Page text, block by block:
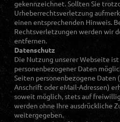
gekennzeichnet. Sollten Sie
Urheberrechtsverletzung
einen entsprechenden Hinweis.
Rechtsverletzungen werden wir
entfernen.
Datenschutz
Die Nutzung unserer Webseite
personenbezogener Daten
Seiten personenbezogene Daten
Anschrift oder eMail-Adressen)
soweit möglich, stets auf
werden ohne Ihre ausdrückliche
weitergegeben.